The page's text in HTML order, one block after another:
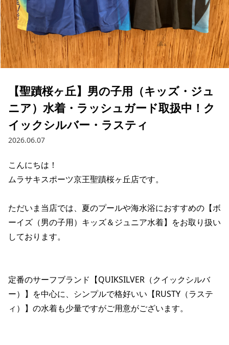
CONTENTS
ブランド一覧
特集一覧
SUPPORT
ご利用ガイド
会員ランク
アフターサポート
下取り保証について
よくある質問
店舗一覧
お問い合わせ
ポイント・クーポンもこのアプリで！
【聖蹟桜ヶ丘】男の子用（キッズ・ジュ
ニア）水着・ラッシュガード取扱中！ク
イックシルバー・ラスティ
2026.06.07
こんにちは！
ムラサキスポーツ京王聖蹟桜ヶ丘店です。
ただいま当店では、夏のプールや海水浴におすすめの【ボ
ーイズ（男の子用）キッズ＆ジュニア水着】をお取り扱い
しております。
定番のサーフブランド【QUIKSILVER（クイックシルバ
ー）】を中心に、シンプルで格好いい【RUSTY（ラステ
ィ）】の水着も少量ですがご用意がございます。